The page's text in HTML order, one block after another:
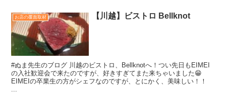
お店の覆面取材 【川越】ビストロ Bellknot
#ぬま先生のブログ 川越のビストロ、Bellknotへ！つい先日もEIMEI
の入社歓迎会で来たのですが、好きすぎてまた来ちゃいました😁
EIMEIの卒業生の方がシェフなのですが、とにかく、美味しい！！
...